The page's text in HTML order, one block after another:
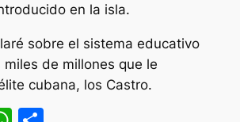
en la isla.
sobre el sistema educativo
de millones que le
cubana, los Castro.